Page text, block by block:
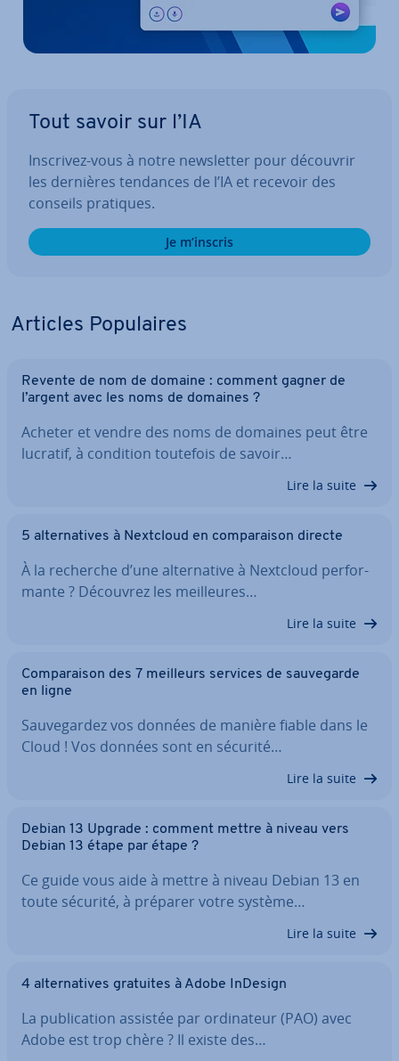
Tout savoir sur l’IA
Inscrivez-vous à notre news­let­ter pour découvrir
les dernières tendances de l’IA et recevoir des
conseils pratiques.
Je m’inscris
Articles Po­pu­laires
Revente de nom de domaine : comment gagner de
l’argent avec les noms de domaines ?
Acheter et vendre des noms de domaines peut être
lucratif, à condition toutefois de savoir…
Lire la suite
5 al­ter­na­tives à Nextcloud en com­pa­rai­son directe
À la recherche d’une al­ter­na­tive à Nextcloud per­for­
mante ? Découvrez les meil­leures…
Lire la suite
Com­pa­rai­son des 7 meilleurs services de sau­ve­garde
en ligne
Sau­ve­gar­dez vos données de manière fiable dans le
Cloud ! Vos données sont en sécurité…
Lire la suite
Debian 13 Upgrade : comment mettre à niveau vers
Debian 13 étape par étape ?
Ce guide vous aide à mettre à niveau Debian 13 en
toute sécurité, à préparer votre système…
Lire la suite
4 al­ter­na­tives gratuites à Adobe InDesign
La pu­bli­ca­tion assistée par or­di­na­teur (PAO) avec
Adobe est trop chère ? Il existe des…